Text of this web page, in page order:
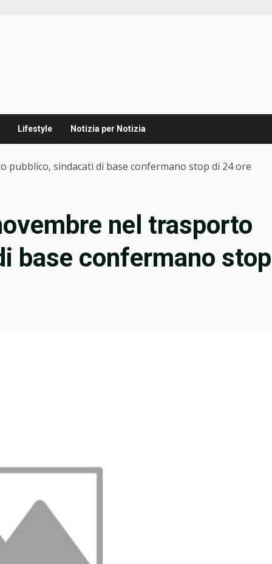
Lifestyle Notizia per Notizia
pubblico, sindacati di base confermano stop di 24 ore
nel trasporto
base confermano stop